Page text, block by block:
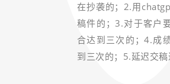
在抄袭的；2.用
稿件的；3.对于客户
合达到三次的；4.成
到三次的；5.延迟交